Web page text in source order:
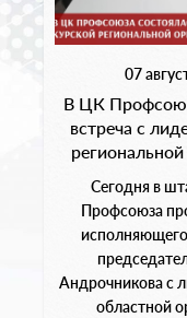
07
В ЦК
встреча с
Сегодня в
Профсоюза
Андрочникова с
областной